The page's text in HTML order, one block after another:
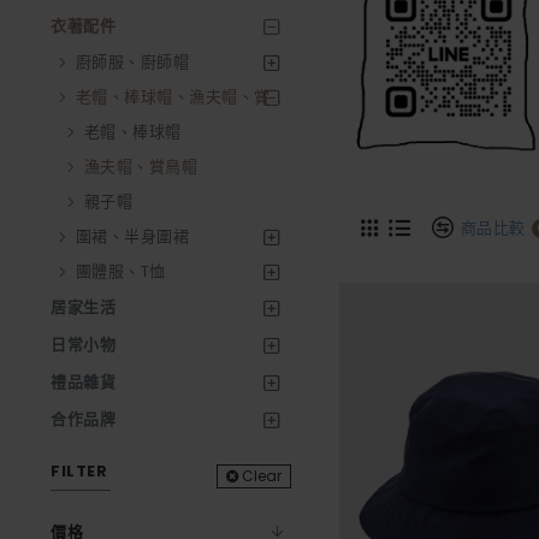
衣著配件
廚師服、廚師帽
老帽、棒球帽、漁夫帽、賞鳥帽
老帽、棒球帽
漁夫帽、賞鳥帽
親子帽
圍裙、半身圍裙
團體服、T恤
居家生活
日常小物
禮品雜貨
合作品牌
FILTER Clear
價格
商品比較